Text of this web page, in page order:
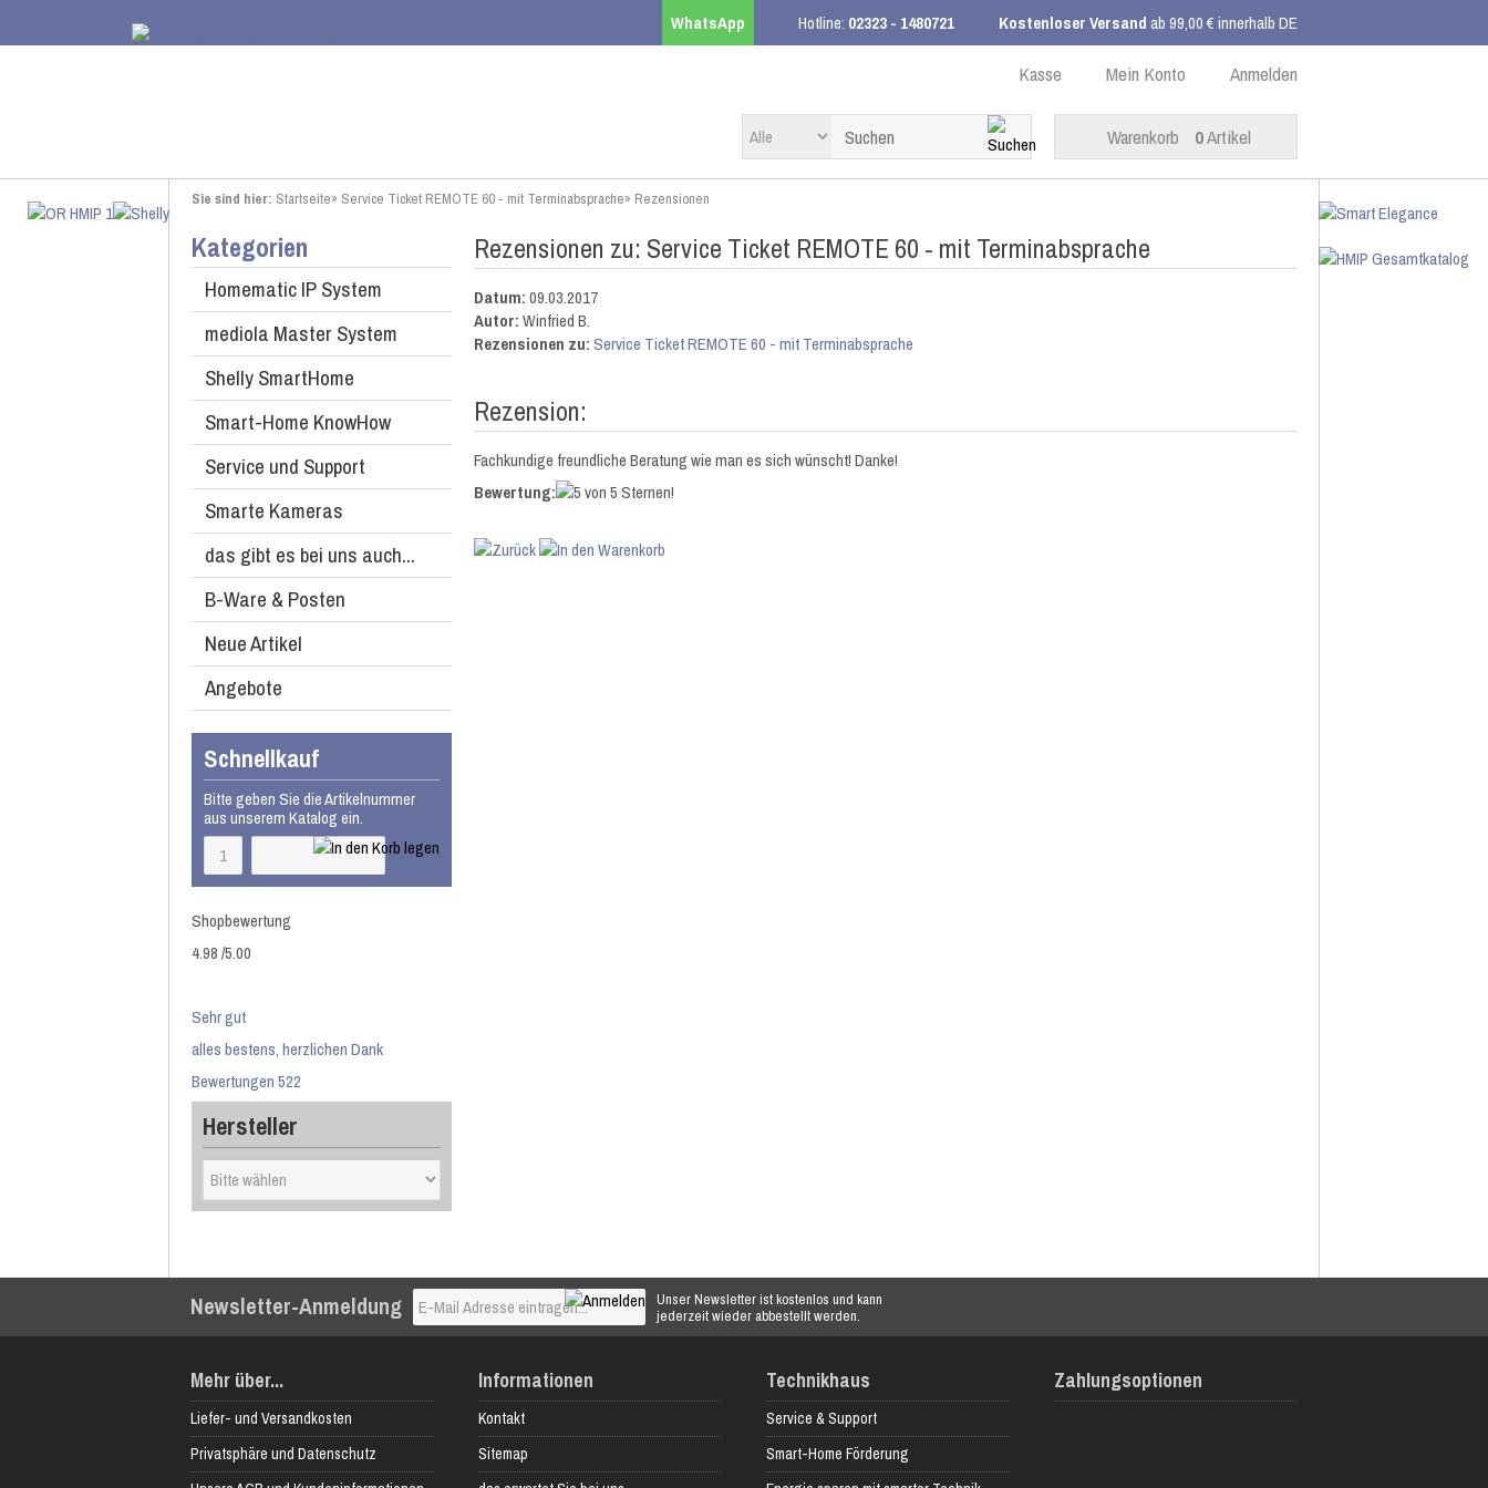
WhatsApp Hotline: 02323 - 1480721 Kostenloser Versandab 99,00 € innerhalb DE
Anmelden
Mein Konto
Kasse
Warenkorb 0Artikel
Sie sind hier: Startseite» Service Ticket REMOTE 60 - mit Terminabsprache» Rezensionen
Kategorien
Homematic IP System
mediola Master System
Shelly SmartHome
Smart-Home KnowHow
Service und Support
Smarte Kameras
das gibt es bei uns auch...
B-Ware & Posten
Neue Artikel
Angebote
Schnellkauf
Bitte geben Sie die Artikelnummer
aus unserem Katalog ein.
Shopbewertung
4.98/5.00
Sehr gut
alles bestens, herzlichen Dank
Bewertungen 522
Hersteller
Rezensionen zu: Service Ticket REMOTE 60 - mit Terminabsprache
Datum:09.03.2017
Autor:Winfried B.
Rezensionen zu:Service Ticket REMOTE 60 - mit Terminabsprache
Rezension:
Fachkundige freundliche Beratung wie man es sich wünscht! Danke!
Bewertung:
Newsletter-Anmeldung
Unser Newsletter ist kostenlos und kann
jederzeit wieder abbestellt werden.
Mehr über...
Liefer- und Versandkosten
Privatsphäre und Datenschutz
Informationen
Kontakt
Sitemap
Technikhaus
Service & Support
Smart-Home Förderung
Zahlungsoptionen